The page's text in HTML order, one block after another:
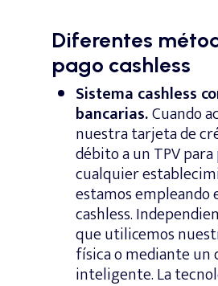
Diferentes
pago cashless
Sistema cashless
bancarias.Cuando
nuestra tarjeta de
débito a un TPV
cualquier
estamos empleando
cashless.
que utilicemos
física o mediante un
inteligente. La